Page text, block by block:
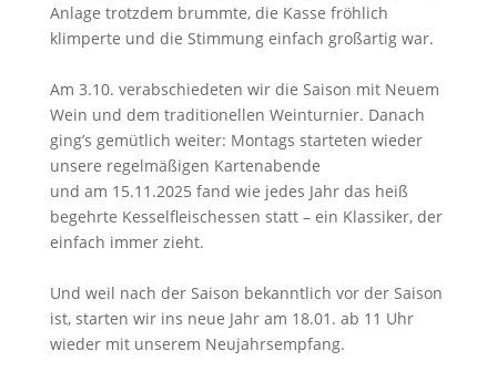
Anlage trotzdem brummte, die Kasse fröhlich
klimperte und die Stimmung einfach großartig war.
Am 3.10. verabschiedeten wir die Saison mit Neuem
Wein und dem traditionellen Weinturnier. Danach
ging’s gemütlich weiter: Montags starteten wieder
unsere regelmäßigen Kartenabende
und am 15.11.2025 fand wie jedes Jahr das heiß
begehrte Kesselfleischessen statt – ein Klassiker, der
einfach immer zieht.
Und weil nach der Saison bekanntlich vor der Saison
ist, starten wir ins neue Jahr am 18.01. ab 11 Uhr
wieder mit unserem Neujahrsempfang.